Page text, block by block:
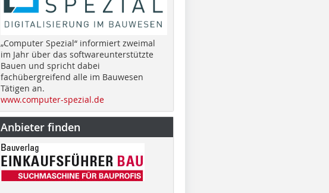
„Computer Spezial“ informiert zweimal
im Jahr über das softwareunterstützte
Bauen und spricht dabei
fachübergreifend alle im Bauwesen
Tätigen an.
www.computer-spezial.de
Anbieter finden